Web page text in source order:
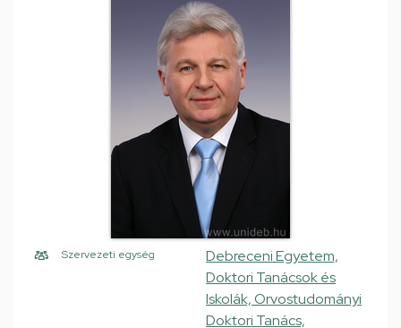
Szervezeti egység
Debreceni Egyetem,
Doktori Tanácsok és
Iskolák, Orvostudományi
Doktori Tanács,